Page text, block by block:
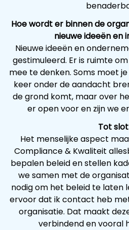
Hoe wordt er binnen de
nieuwe ideeën en
Nieuwe ideeën en
gestimuleerd. Er is ruimte
mee te denken. Soms moet
keer onder de aandacht
de grond komt, maar over
er open voor en zijn we
Tot slot
Het menselijke aspect
Compliance & Kwaliteit
bepalen beleid en stellen
we samen met de
nodig om het beleid te laten
ervoor dat ik contact heb
organisatie. Dat maakt
verbindend en vooral